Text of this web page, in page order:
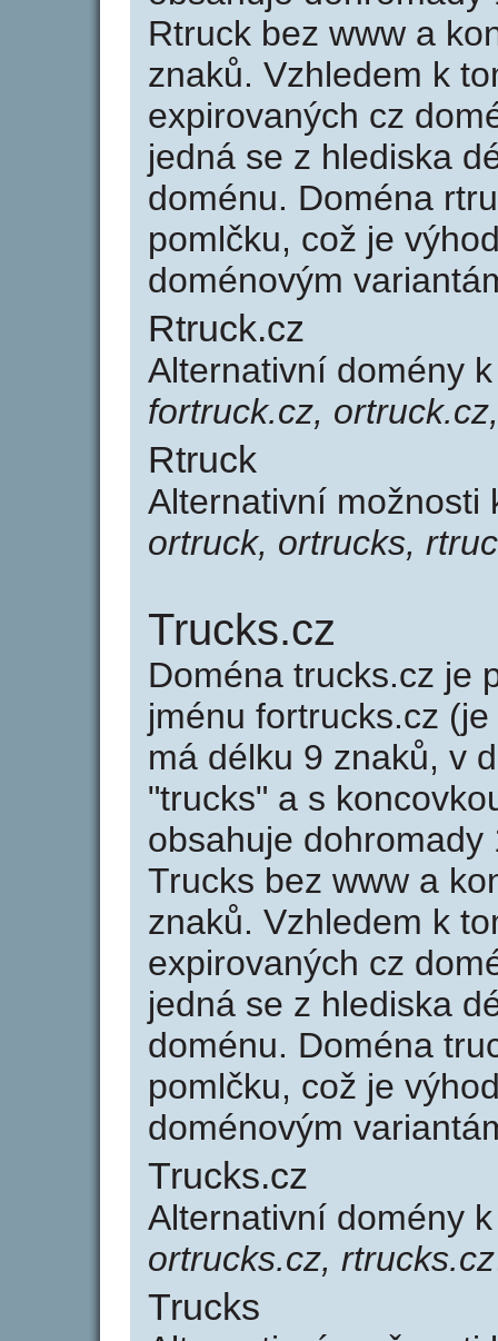
Rtruck bez www a
znaků. Vzhledem k
expirovaných cz
jedná se z hlediska
doménu. Doména
pomlčku, což je
doménovým
Rtruck.cz
Alternativní domény
fortruck.cz,
Rtruck
Alternativní
ortruck, ortrucks,
Trucks.cz
Doména trucks.cz je
jménu fortrucks.cz
má délku 9 znaků, v
"trucks" a s
obsahuje
Trucks bez www a
znaků. Vzhledem k
expirovaných cz
jedná se z hlediska
doménu. Doména
pomlčku, což je
doménovým
Trucks.cz
Alternativní domény
ortrucks.cz, rtrucks.cz
Trucks